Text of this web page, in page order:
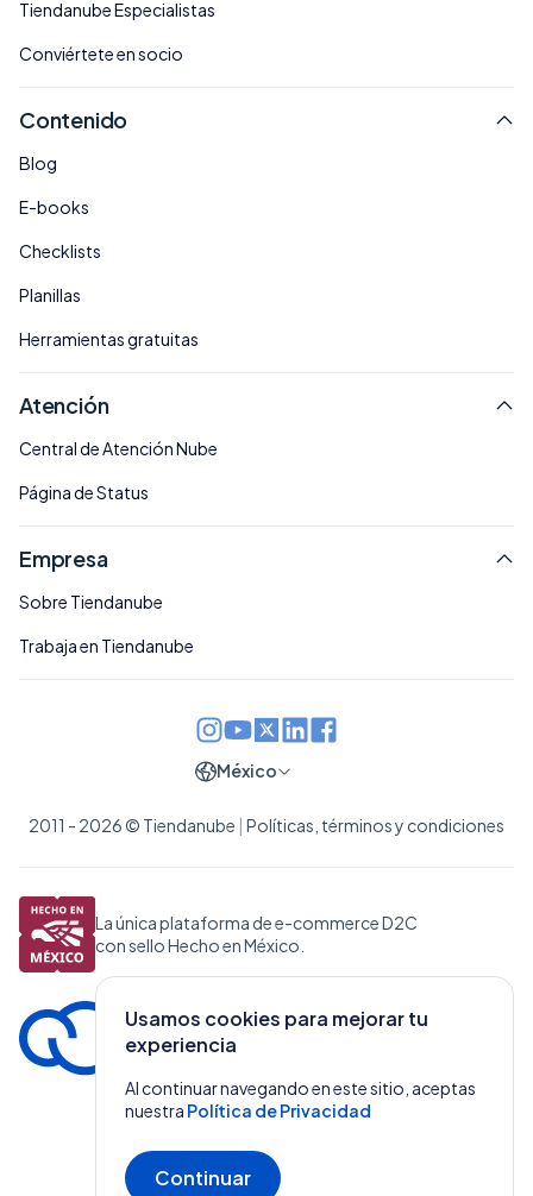
Usamos cookies para mejorar tu
experiencia
Al continuar navegando en este sitio, aceptas
nuestra Política de Privacidad
Continuar
Tiendanube Especialistas
Conviértete en socio
Contenido
Blog
E-books
Checklists
Planillas
Herramientas gratuitas
Atención
Central de Atención Nube
Página de Status
Empresa
Sobre Tiendanube
Trabaja en Tiendanube
2011 - 2026 © Tiendanube | Políticas, términos y condiciones
México
La única plataforma de e-commerce D2C
con sello Hecho en México.